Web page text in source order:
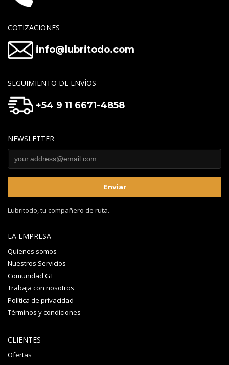
COTIZACIONES
info@lubritodo.com
SEGUIMIENTO DE ENVÍOS
+54 9 11 6671-4858
NEWSLETTER
Lubritodo, tu compañero de ruta.
LA EMPRESA
Quienes somos
Nuestros Servicios
Comunidad GT
Trabaja con nosotros
Política de privacidad
Términos y condiciones
CLIENTES
Ofertas